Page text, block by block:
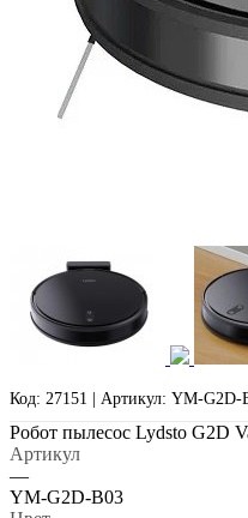
Код: 27151 | Артикул: YM-G2D-
Робот пылесос Lydsto G2D
Артикул
—
YM-G2D-B03